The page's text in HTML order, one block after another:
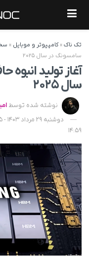
تک ناک»کامپیوتر و موبایل »
سامسونگ در سال ۲۰۲۵
سال ۲۰۲۵
نوشته شده توسط
14:59